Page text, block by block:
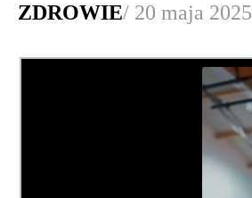
ZDROWIE/ 20 maja 2025